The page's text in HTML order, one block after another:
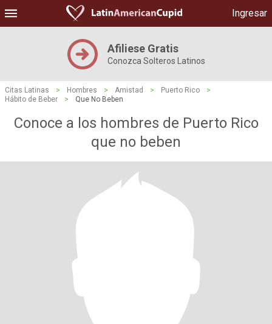
Ingresar
Afiliese Gratis
Conozca Solteros Latinos
Citas Latinas > Hombres > Amistad > Puerto Rico
>
Hábito de Beber
> Que No Beben
Conoce a los hombres de Puerto Rico
que no beben